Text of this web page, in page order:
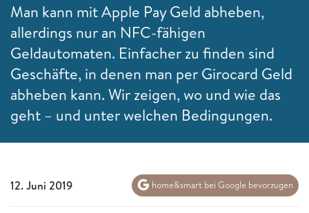
Man kann mit Apple Pay Geld abheben,
allerdings nur an NFC-fähigen
Geldautomaten. Einfacher zu finden sind
Geschäfte, in denen man per Girocard Geld
abheben kann. Wir zeigen, wo und wie das
geht – und unter welchen Bedingungen.
12. Juni 2019 home&smart bei Google bevorzugen